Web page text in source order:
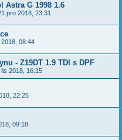
Astra G 1998 1.6
pro 2018, 23:31
08:44
- Z19DT 1.9 TDI s DPF
lis 2018, 16:15
22:25
09:18